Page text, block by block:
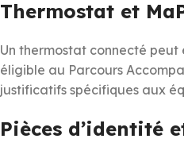
Thermostat et
Un thermostat connecté peut
éligible au Parcours
justificatifs spécifiques aux
Pièces d’identité